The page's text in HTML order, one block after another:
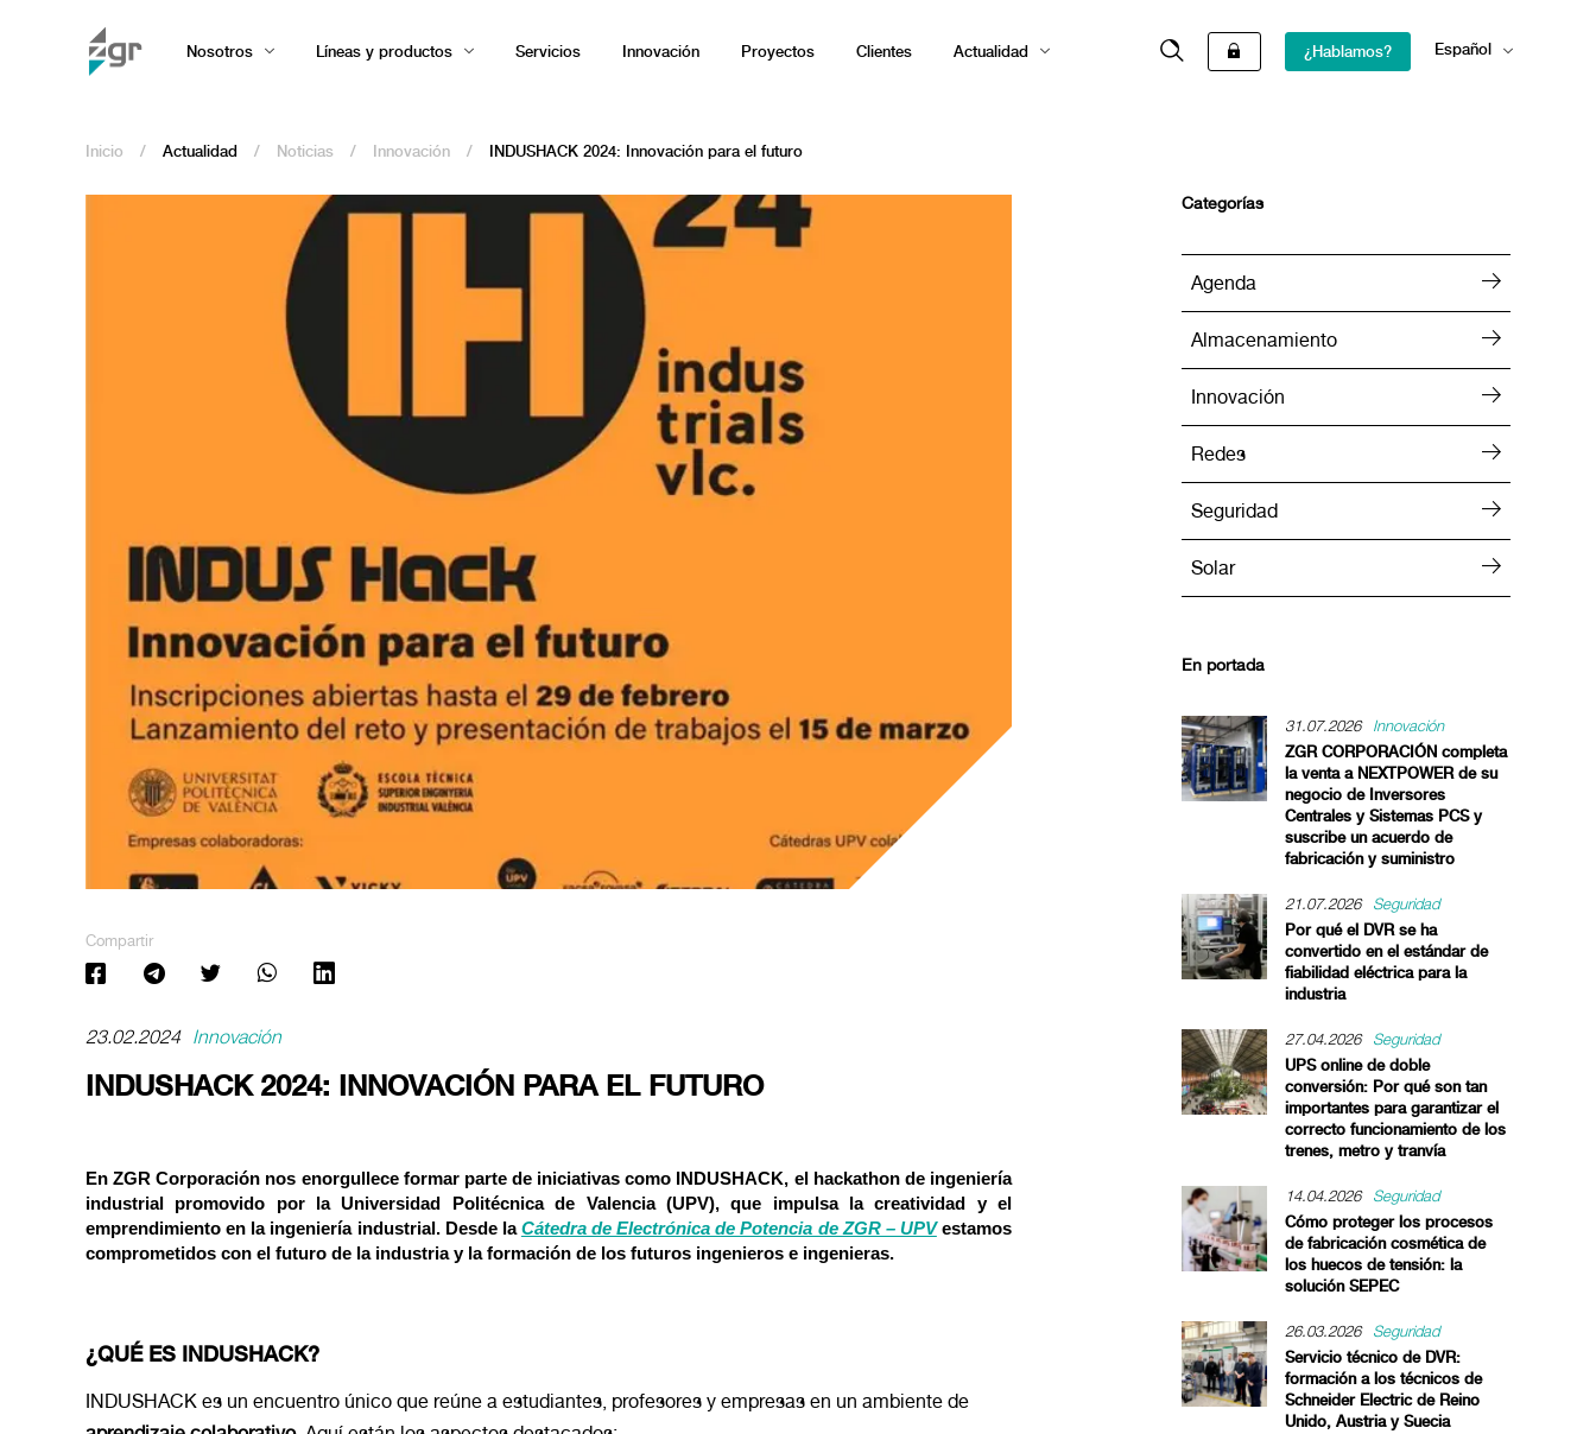
Nosotros Líneas y productos Servicios Innovación Proyectos Clientes Actualidad ¿Hablamos?
Español
Inicio / Actualidad / Noticias / Innovación / INDUSHACK 2024: Innovación para el futuro
Compartir
23.02.2024 Innovación
INDUSHACK 2024: INNOVACIÓN PARA EL FUTURO
En ZGR Corporación nos enorgullece formar parte de iniciativas como INDUSHACK, el hackathon de ingeniería
industrial promovido por la Universidad Politécnica de Valencia (UPV), que impulsa lacreatividad y el
emprendimiento en la ingeniería industrial . Desde laCátedra de Electrónica de Potencia de ZGR – UPV estamos
comprometidos con el futuro de la industria y la formación de los futuros ingenieros e ingenieras.
¿QUÉ ES INDUSHACK?
INDUSHACK es un encuentro único que reúne a estudiantes, profesores y empresas en un ambiente de
Categorías
Agenda
Almacenamiento
Innovación
Redes
Seguridad
Solar
En portada
31.07.2026 Innovación
ZGR CORPORACIÓN completa
la venta a NEXTPOWER de su
negocio de Inversores
Centrales y Sistemas PCS y
suscribe un acuerdo de
fabricación y suministro
21.07.2026 Seguridad
Por qué el DVR se ha
convertido en el estándar de
fiabilidad eléctrica para la
industria
27.04.2026 Seguridad
UPS online de doble
conversión: Por qué son tan
importantes para garantizar el
correcto funcionamiento de los
trenes, metro y tranvía
14.04.2026 Seguridad
Cómo proteger los procesos
de fabricación cosmética de
los huecos de tensión: la
solución SEPEC
26.03.2026 Seguridad
Servicio técnico de DVR:
formación a los técnicos de
Schneider Electric de Reino
Unido, Austria y Suecia